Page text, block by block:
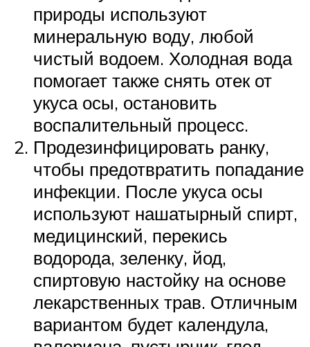
природы используют
минеральную воду, любой
чистый водоем. Холодная вода
помогает также снять отек от
укуса осы, остановить
воспалительный процесс.
Продезинфицировать ранку,
чтобы предотвратить попадание
инфекции. После укуса осы
используют нашатырный спирт,
медицинский, перекись
водорода, зеленку, йод,
спиртовую настойку на основе
лекарственных трав. Отличным
вариантом будет календула,